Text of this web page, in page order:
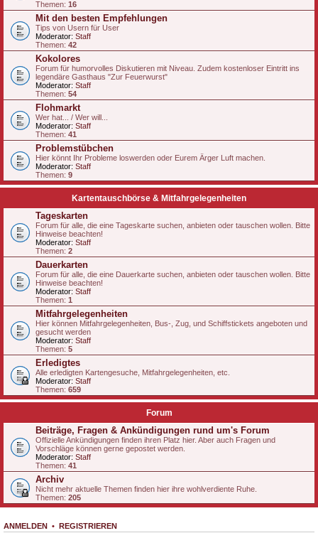
Themen: 16
Mit den besten Empfehlungen
Tips von Usern für User
Moderator: Staff
Themen: 42
Kokolores
Forum für humorvolles Diskutieren mit Niveau. Zudem kostenloser Eintritt ins
legendäre Gasthaus "Zur Feuerwurst"
Moderator: Staff
Themen: 54
Flohmarkt
Wer hat... / Wer will...
Moderator: Staff
Themen: 41
Problemstübchen
Hier könnt Ihr Probleme loswerden oder Eurem Ärger Luft machen.
Moderator: Staff
Themen: 9
Kartentauschbörse & Mitfahrgelegenheiten
Tageskarten
Forum für alle, die eine Tageskarte suchen, anbieten oder tauschen wollen. Bitte
Hinweise beachten!
Moderator: Staff
Themen: 2
Dauerkarten
Forum für alle, die eine Dauerkarte suchen, anbieten oder tauschen wollen. Bitte
Hinweise beachten!
Moderator: Staff
Themen: 1
Mitfahrgelegenheiten
Hier können Mitfahrgelegenheiten, Bus-, Zug, und Schiffstickets angeboten und
gesucht werden
Moderator: Staff
Themen: 5
Erledigtes
Alle erledigten Kartengesuche, Mitfahrgelegenheiten, etc.
Moderator: Staff
Themen: 659
Forum
Beiträge, Fragen & Ankündigungen rund um's Forum
Offizielle Ankündigungen finden ihren Platz hier. Aber auch Fragen und
Vorschläge können gerne gepostet werden.
Moderator: Staff
Themen: 41
Archiv
Nicht mehr aktuelle Themen finden hier ihre wohlverdiente Ruhe.
Themen: 205
ANMELDEN • REGISTRIEREN